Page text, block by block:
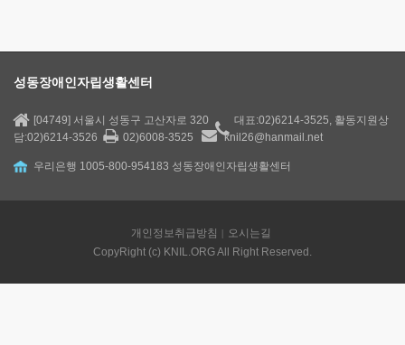
성동장애인자립생활센터
[04749] 서울시 성동구 고산자로 320
대표:02)6214-3525, 활동지원상
담:02)6214-3526
02)6008-3525 knil26@hanmail.net
우리은행 1005-800-954183 성동장애인자립생활센터
개인정보취급방침
오시는길
CopyRight (c) KNIL.ORG All Right Reserved.